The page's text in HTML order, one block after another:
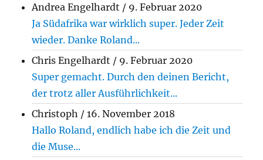
Andrea Engelhardt / 9. Februar 2020
Ja Südafrika war wirklich super. Jeder Zeit
wieder. Danke Roland...
Chris Engelhardt / 9. Februar 2020
Super gemacht. Durch den deinen Bericht,
der trotz aller Ausführlichkeit...
Christoph /16. November 2018
Hallo Roland, endlich habe ich die Zeit und
die Muse...